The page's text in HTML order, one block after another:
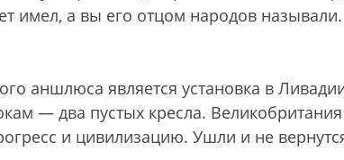
имел, а вы его отцом народов
аншлюса является установка в
— два пустых кресла.
и цивилизацию. Ушли и не